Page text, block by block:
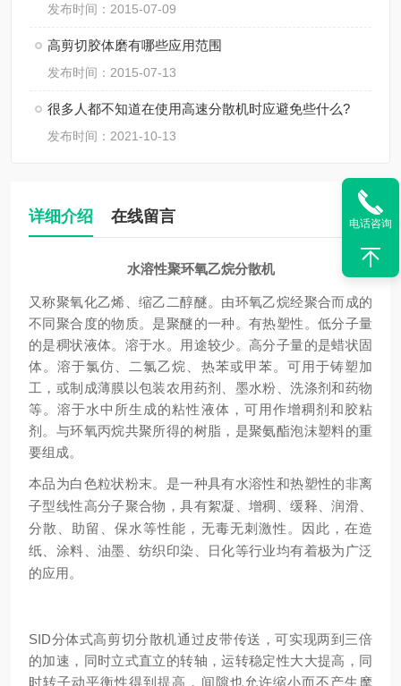
发布时间：2015-07-09
高剪切胶体磨有哪些应用范围
发布时间：2015-07-13
很多人都不知道在使用高速分散机时应避免些什么?
发布时间：2021-10-13
详细介绍 在线留言
水溶性聚环氧乙烷分散机
又称聚氧化乙烯、缩乙二醇醚。由环氧乙烷经聚合而成的
不同聚合度的物质。是聚醚的一种。有热塑性。低分子量
的是稠状液体。溶于水。用途较少。高分子量的是蜡状固
体。溶于氯仿、二氯乙烷、热苯或甲苯。可用于铸塑加
工，或制成薄膜以包装农用药剂、墨水粉、洗涤剂和药物
等。溶于水中所生成的粘性液体，可用作增稠剂和胶粘
剂。与环氧丙烷共聚所得的树脂，是聚氨酯泡沫塑料的重
要组成。
本品为白色粒状粉末。是一种具有水溶性和热塑性的非离
子型线性高分子聚合物 ，具有絮凝 、增稠、缓释、润滑
分散、助留、保水等性能，无毒无刺激性。因此，在造
纸、涂料、油墨、纺织印染、日化等行业均有着极为广泛
的应用。
SID分体式高剪切分散机通过皮带传送，可实现两到三倍
的加速，同时立式直立的转轴，运转稳定性大大提高，同
时转子动平衡性得到提高，间隙也允许缩小而不产生摩
电话咨询